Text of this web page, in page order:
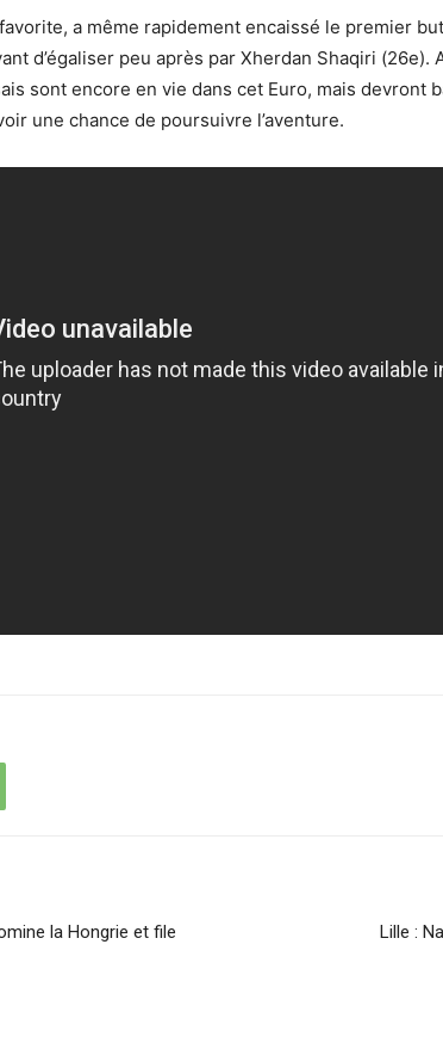
a même rapidement encaissé le premier
d’égaliser peu après par Xherdan Shaqiri (26e).
sont encore en vie dans cet Euro, mais devront
une chance de poursuivre l’aventure.
la Hongrie et file
Lille :